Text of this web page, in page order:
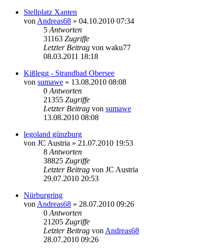
Stellplatz Xanten
von Andreas68 » 04.10.2010 07:34
5 Antworten
31163 Zugriffe
Letzter Beitrag von waku77
08.03.2011 18:18
Kißlegg - Strandbad Obersee
von sumawe » 13.08.2010 08:08
0 Antworten
21355 Zugriffe
Letzter Beitrag von sumawe
13.08.2010 08:08
legoland günzburg
von JC Austria » 21.07.2010 19:53
8 Antworten
38825 Zugriffe
Letzter Beitrag von JC Austria
29.07.2010 20:53
Nürburgring
von Andreas68 » 28.07.2010 09:26
0 Antworten
21205 Zugriffe
Letzter Beitrag von Andreas68
28.07.2010 09:26